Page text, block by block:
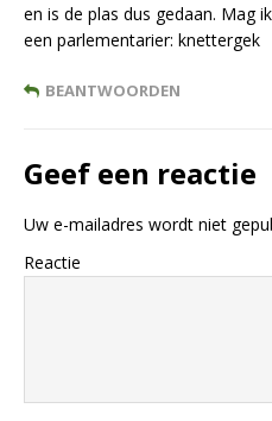
en is de plas dus gedaan. Mag
een parlementarier: knettergek
BEANTWOORDEN
Geef een reactie
Uw e-mailadres wordt niet
Reactie